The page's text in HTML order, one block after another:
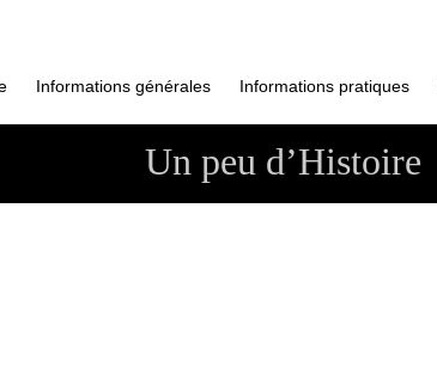
Informations générales Informations pratiques
Un peu d’Histoire